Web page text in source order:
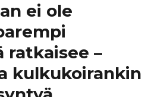
ei ole
ratkaisee –
kulkukoirankin